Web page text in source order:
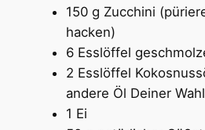
150 g Zucchini
hacken)
6 Esslöffel
2 Esslöffel
andere Öl Deiner
1 Ei